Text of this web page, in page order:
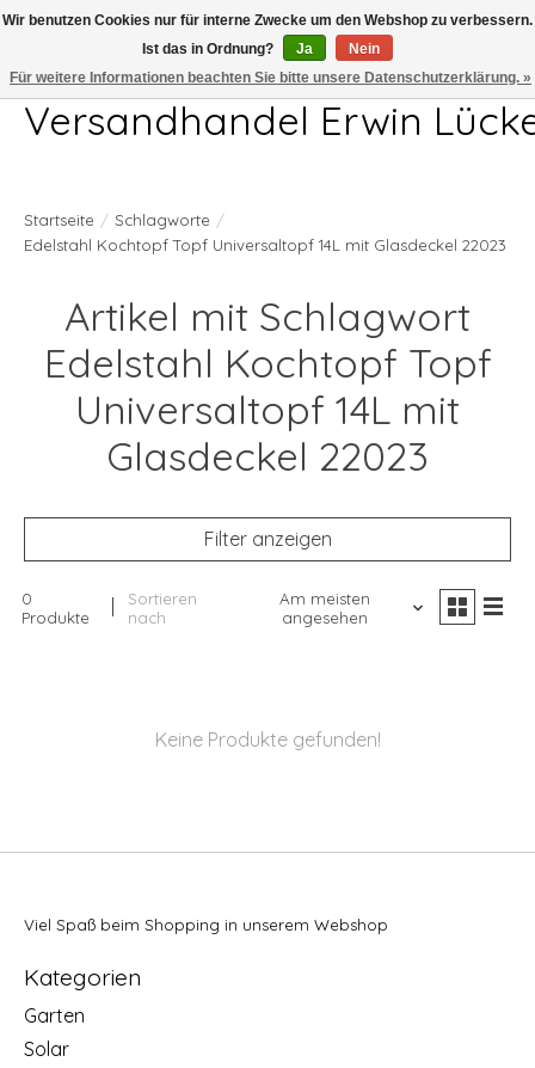
Telefon 04407 715872 MO-DO 7.00-17.00Uhr FR 7.00-13.00Uhr
Versandhandel Erwin
Startseite / Schlagworte /
Edelstahl Kochtopf Topf Universaltopf 14L mit Glasdeckel 22023
Artikel mit Schlagwort
Edelstahl Kochtopf Topf
Universaltopf 14L mit
Glasdeckel 22023
Filter anzeigen
0
Produkte
Sortieren
nach
Am meisten
angesehen
Keine Produkte gefunden!
Viel Spaß beim Shopping in unserem Webshop
Kategorien
Garten
Solar
Wir benutzen Cookies nur für interne Zwecke um den Webshop zu verbessern.
Ist das in Ordnung?
Ja
Nein
Für weitere Informationen beachten Sie bitte unsere Datenschutzerklärung. »